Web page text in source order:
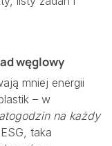
węglowy
mniej energii
– w
na każdy
taka